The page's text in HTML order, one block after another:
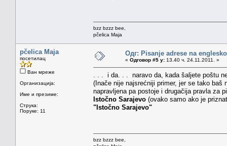
bzz bzzz bee,
pčelica Maja
pčelica Maja
посетилац
Ван мреже
Организација:
Име и презиме:
Струка:
Поруке: 11
Одг: Pisanje adrese na
« Одговор #5 у: 13.40 ч. 24.11.2011. »
. . . i da. . . naravo da, kada šaljete poštu
(Inače nije najsrećniji primer, jer se tako
napravljena pa postoje i drugačija pravla za
Istočno Sarajevo (ovako samo ako je
"Istočno Sarajevo"
bzz bzzz bee,